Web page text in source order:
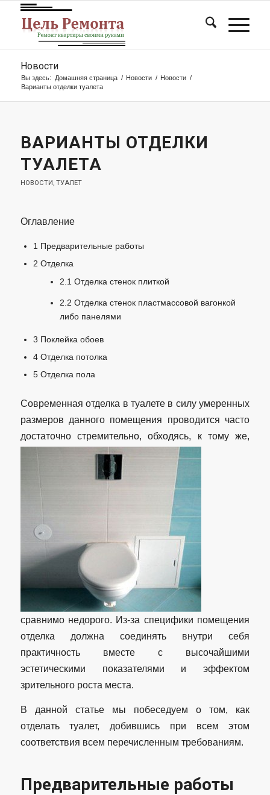
Новости
Вы здесь: Домашняя страница / Новости / Новости /
Варианты отделки туалета
ВАРИАНТЫ ОТДЕЛКИ
ТУАЛЕТА
НОВОСТИ, ТУАЛЕТ
Оглавление
1 Предварительные работы
2 Отделка
2.1 Отделка стенок плиткой
2.2 Отделка стенок пластмассовой вагонкой
либо панелями
3 Поклейка обоев
4Отделка потолка
5Отделка пола
Современная отделка в туалете в силу умеренных
размеров данного помещения проводится часто
достаточно стремительно, обходясь, ктому же,
сравнимо недорого. Из-за специфики помещения
отделка должна соединять внутри себя
практичность вместе с высочайшими
эстетическими показателями и эффектом
зрительного роста места.
В данной статье мы побеседуем о том, как
отделать туалет, добившись при всем этом
соответствия всем перечисленным требованиям.
Предварительные работы